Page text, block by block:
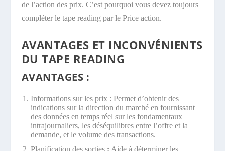
de l’action des prix. C’est pourquoi vous devez toujours
compléter le tape reading par le Price action.
AVANTAGES ET INCONVÉNIENTS
DU TAPE READING
AVANTAGES :
Informations sur les prix : Permet d’obtenir des
indications sur la direction du marché en fournissant
des données en temps réel sur les fondamentaux
intrajournaliers, les déséquilibres entre l’offre et la
demande, et le volume des transactions.